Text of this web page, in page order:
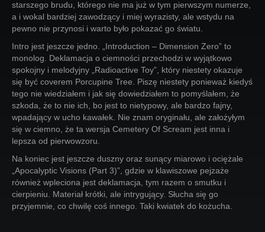
starszego brudu, którego nie ma już w tym pierwszym numerze,
a i wokal bardziej zawodzący i miej wyrazisty, ale wstydu na
pewno nie przynosi i warto było pokazać go światu.
Intro jest jeszcze jedno. „Introduction – Dimension Zero” to
monolog. Deklamacja o ciemności przechodzi w wyjątkowo
spokojny i melodyjny „Radioactive Toy”, który niestety okazuje
się być coverem Porcupine Tree. Piszę niestety ponieważ kiedyś
tego nie wiedziałem i jak się dowiedziałem to pomyślałem, że
szkoda, że to nie ich, bo jest to nietypowy, ale bardzo fajny,
wpadający w ucho kawałek. Nie znam oryginału, ale założyłym
się w ciemno, że ta wersja Cemetery Of Scream jest inna i
lepsza od pierwowzoru.
Na koniec jest jeszcze duszny oraz sunący miarowo i ociężale
„Apocalyptic Visions (Part 3)”, gdzie w klawiszowe pejzaże
również wpleciona jest deklamacja, tym razem o smutku i
cierpieniu. Materiał krótki, ale intrygujący. Słucha się go
przyjemnie, co chwilę coś innego. Taki kwiatek do kożucha.